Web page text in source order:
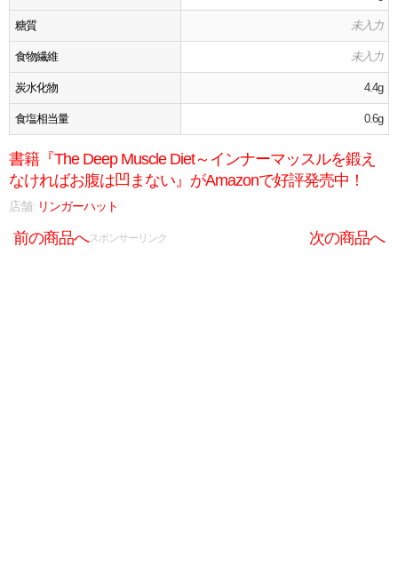
糖質 未入力
食物繊維 未入力
炭水化物 4.4g
食塩相当量 0.6g
書籍『The Deep Muscle Diet～インナーマッスルを鍛え
なければお腹は凹まない』がAmazonで好評発売中！
店舗: リンガーハット
前の商品へ 次の商品へ
スポンサーリンク